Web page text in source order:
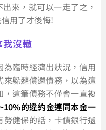
來，就可以一走了之，
用了才後悔!
沒轍
臨時經濟出狀況，信用
躲避償還債務，以為這
這筆債務不僅會一直複
的違約金連同本金一
勞健保的話，卡債銀行還